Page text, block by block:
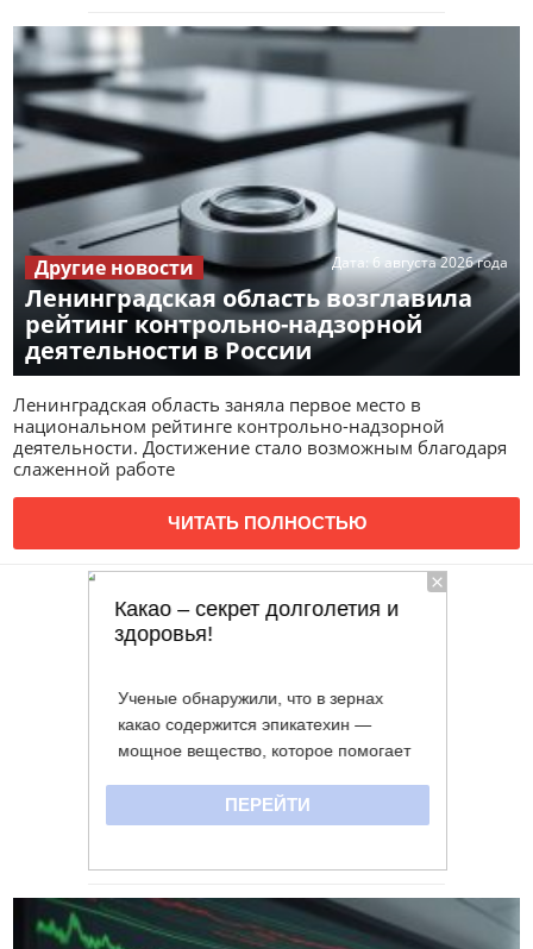
Ленинградская область возглавила
рейтинг контрольно-надзорной
деятельности в России
Дата: 6 августа 2026 года
Другие новости
Ленинградская область заняла первое место в
национальном рейтинге контрольно-надзорной
деятельности. Достижение стало возможным благодаря
слаженной работе
ЧИТАТЬ ПОЛНОСТЬЮ